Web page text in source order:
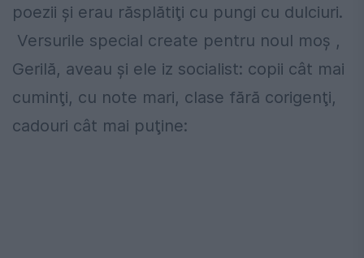
poezii şi erau răsplătiţi cu pungi cu dulciuri.
Versurile special create pentru noul moş ,
Gerilă, aveau şi ele iz socialist: copii cât mai
cuminţi, cu note mari, clase fără corigenţi,
cadouri cât mai puţine: